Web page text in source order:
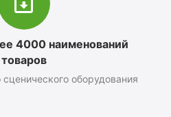
4000 наименований
товаров
оборудования